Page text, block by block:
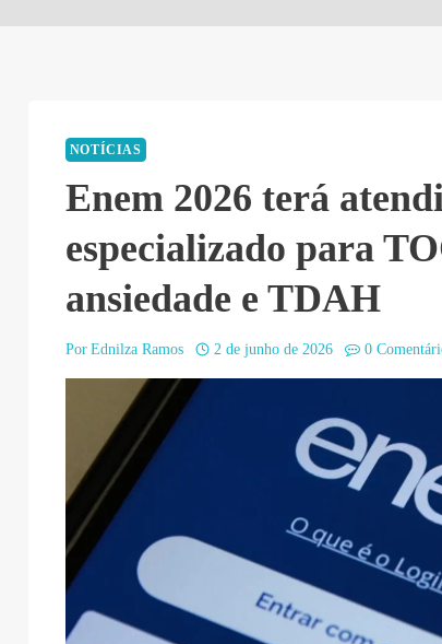
NOTÍCIAS
Enem 2026 terá
especializado para
ansiedade e TDAH
Por Ednilza Ramos 2 de junho de 2026 0